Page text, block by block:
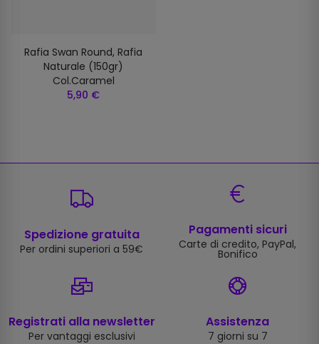
Rafia Swan Round, Rafia
Naturale (150gr)
Col.caramel
5,90 €
Spedizione gratuita
Per ordini superiori a 59€
Pagamenti sicuri
Carte di credito, PayPal,
Bonifico
Registrati alla newsletter
Per vantaggi esclusivi
Assistenza
7 giorni su 7